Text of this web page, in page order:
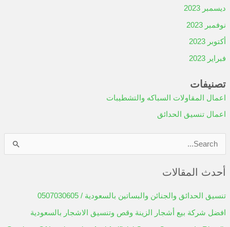
أحدث التعليقات
يناير 2024
أكتوبر 2023
اعمال المقاولات السباكه والتشطيبات